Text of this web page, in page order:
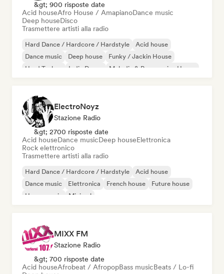
&gt; 900 risposte date
Acid houseAfro House / AmapianoDance music
Deep houseDisco
Trasmettere artisti alla radio
Hard Dance / Hardcore / Hardstyle
Acid house
Dance music
Deep house
Funky / Jackin House
Hard Techno
Indie Dance Melodic & Progressive House
ElectroNoyz
Stazione Radio
&gt; 2700 risposte date
Acid houseDance musicDeep houseElettronica
Rock elettronico
Trasmettere artisti alla radio
Hard Dance / Hardcore / Hardstyle
Acid house
Dance music
Elettronica French house
Future house
House music
Minimal
MIXX FM
Stazione Radio
&gt; 700 risposte date
Acid houseAfrobeat / AfropopBass musicBeats / Lo-fi